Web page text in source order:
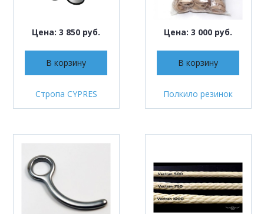
Цена: 3 850 руб.
В корзину
Стропа CYPRES
Цена: 3 000 руб.
В корзину
Полкило резинок